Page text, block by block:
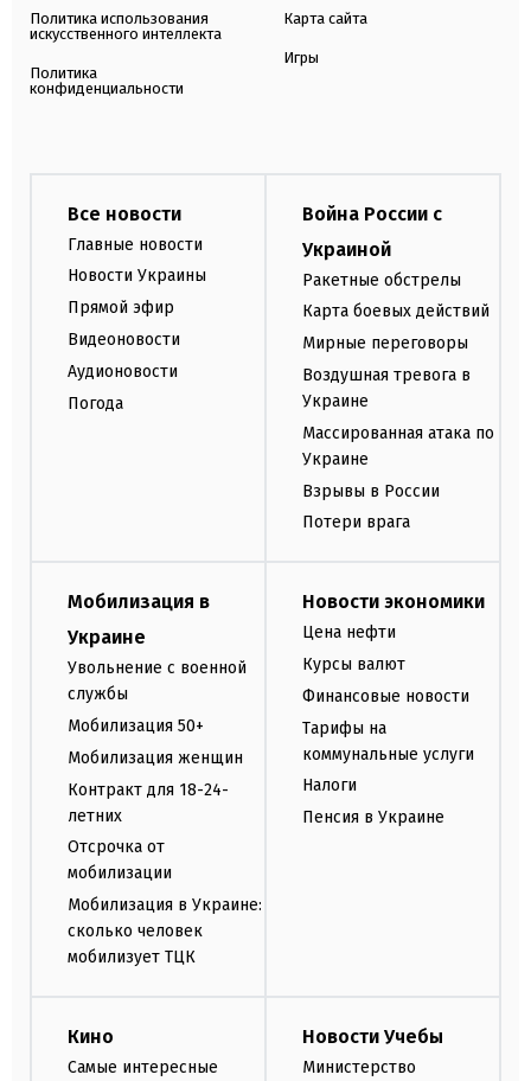
Политика использования
искусственного интеллекта
Политика
конфиденциальности
Карта сайта
Игры
Все новости
Главные новости
Новости Украины
Прямой эфир
Видеоновости
Аудионовости
Погода
Война России с
Украиной
Ракетные обстрелы
Карта боевых действий
Мирные переговоры
Воздушная тревога в
Украине
Массированная атака по
Украине
Взрывы в России
Потери врага
Мобилизация в
Украине
Увольнение с военной
службы
Мобилизация 50+
Мобилизация женщин
Контракт для 18-24-
летних
Отсрочка от
мобилизации
Мобилизация в Украине:
сколько человек
мобилизует ТЦК
Новости экономики
Цена нефти
Курсы валют
Финансовые новости
Тарифы на
коммунальные услуги
Налоги
Пенсия в Украине
Кино
Самые интересные
Новости Учебы
Министерство